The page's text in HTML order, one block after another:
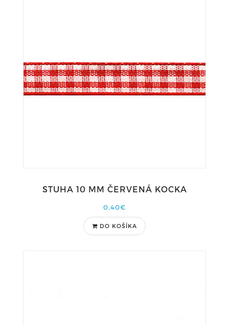
STUHA 10 MM ČERVENÁ KOCKA
0,40€
DO KOŠÍKA